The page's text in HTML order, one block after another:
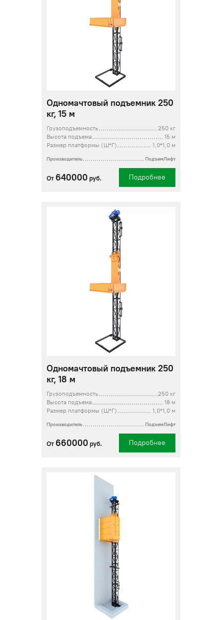
Одномачтовый подъемник 250
кг, 15 м
Грузоподъемность
250 кг
Высота подъема
15 м
Размер платформы (Ш*Г)
1,0*1,0 м
Производитель ПодъемЛифт
От 640000 руб. Подробнее
Одномачтовый подъемник 250
кг, 18 м
Грузоподъемность
250 кг
Высота подъема
18 м
Размер платформы (Ш*Г)
1,0*1,0 м
Производитель ПодъемЛифт
От 660000 руб. Подробнее